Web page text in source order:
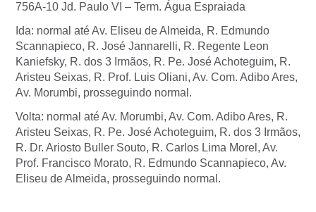
756A-10 Jd. Paulo VI – Term. Água Espraiada
Ida: normal até Av. Eliseu de Almeida, R. Edmundo
Scannapieco, R. José Jannarelli, R. Regente Leon
Kaniefsky, R. dos 3 Irmãos, R. Pe. José Achoteguim, R.
Aristeu Seixas, R. Prof. Luis Oliani, Av. Com. Adibo Ares,
Av. Morumbi, prosseguindo normal.
Volta: normal até Av. Morumbi, Av. Com. Adibo Ares, R.
Aristeu Seixas, R. Pe. José Achoteguim, R. dos 3 Irmãos,
R. Dr. Ariosto Buller Souto, R. Carlos Lima Morel, Av.
Prof. Francisco Morato, R. Edmundo Scannapieco, Av.
Eliseu de Almeida, prosseguindo normal.